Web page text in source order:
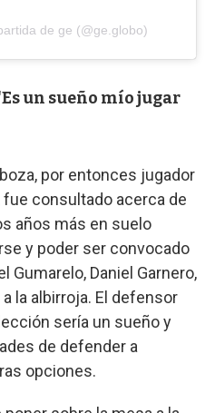
de ge (@ge.globo)
un sueño mío jugar
por entonces jugador
fue consultado acerca de
años más en suelo
y poder ser convocado
Gumarelo, Daniel Garnero,
la albirroja. El defensor
sería un sueño y
de defender a
opciones.